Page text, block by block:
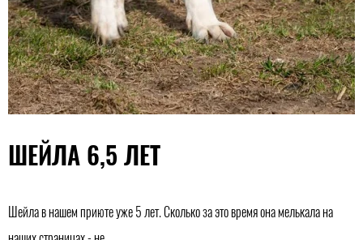
ШЕЙЛА 6,5 ЛЕТ
Шейла в нашем приюте уже 5 лет. Сколько за это время она мелькала на